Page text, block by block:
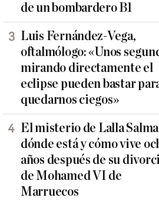
de un bombardero B1
Luis Fernández-Vega,
oftalmólogo: «Unos
mirando directamente el
eclipse pueden bastar
quedarnos ciegos»
El misterio de Lalla
dónde está y cómo vive
años después de su
de Mohamed VI de
Marruecos